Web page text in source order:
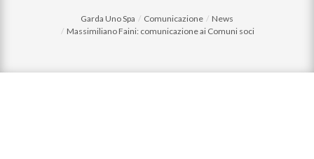
Garda Uno Spa Comunicazione
News
Massimiliano Faini: comunicazione ai Comuni soci